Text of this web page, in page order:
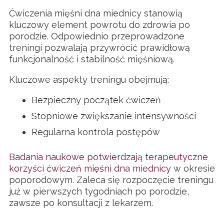
Ćwiczenia mięśni dna miednicy stanowią
kluczowy element powrotu do zdrowia po
porodzie. Odpowiednio przeprowadzone
treningi pozwalają przywrócić prawidłową
funkcjonalność i stabilność mięśniową.
Kluczowe aspekty treningu obejmują:
Bezpieczny początek ćwiczeń
Stopniowe zwiększanie intensywności
Regularna kontrola postępów
Badania naukowe potwierdzają terapeutyczne
korzyści ćwiczeń mięśni dna miednicy w okresie
poporodowym. Zaleca się rozpoczęcie treningu
już w pierwszych tygodniach po porodzie,
zawsze po konsultacji z lekarzem.